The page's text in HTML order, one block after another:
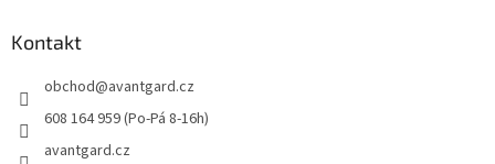
Kontakt
obchod@avantgard.cz
608 164 959 (Po-Pá 8-16h)
avantgard.cz